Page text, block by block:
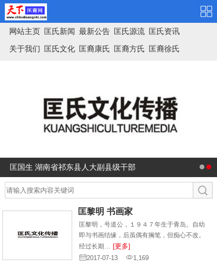
网站主页 匡氏新闻 最新公告 匡氏源流 匡氏资讯
关于我们 匡氏文化 匡裔康氏 匡裔方氏 匡裔徐氏
匡国生 湖南省祁东县人大副县级干部
匡黎明 书画家
匡黎明，号道公，１９４７年生于青岛。自幼
即与书画结缘，后虽偶有搁笔，但痴心不改。
经过长期…
[更多]
2017-07-13 1,169